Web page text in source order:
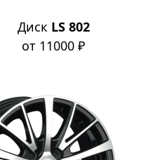
Диск LS 802
от 11000 ₽